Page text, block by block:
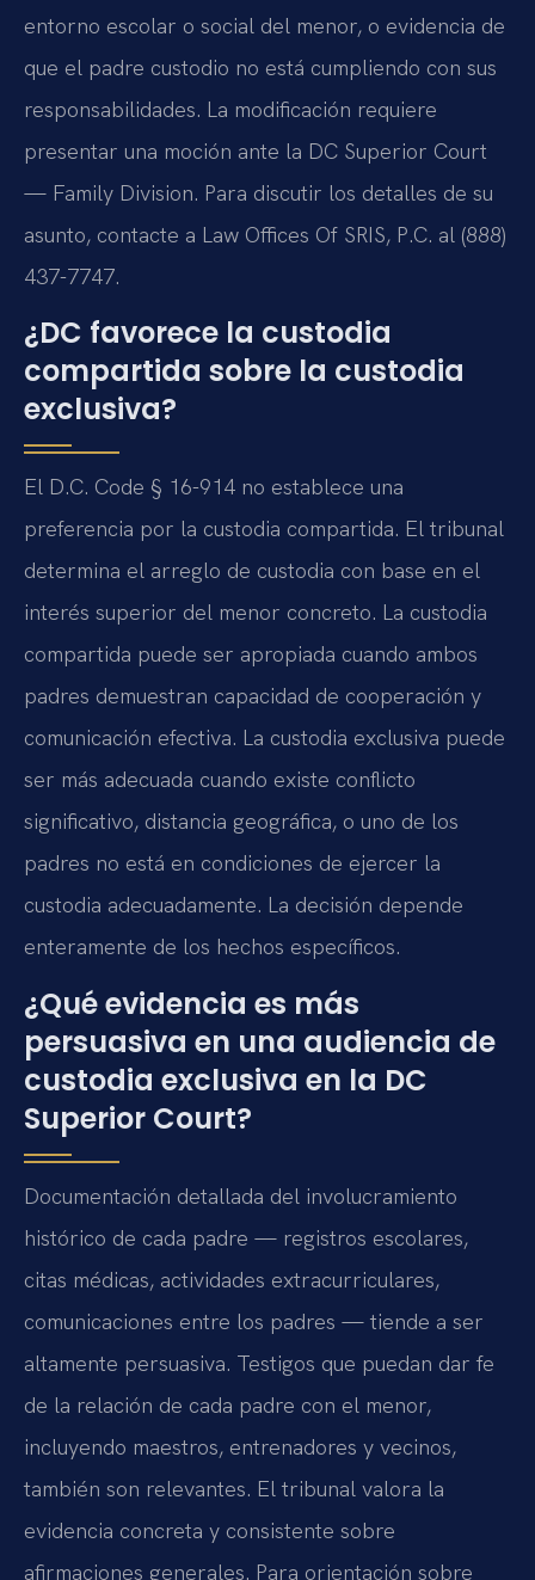
entorno escolar o social del menor, o evidencia de
que el padre custodio no está cumpliendo con sus
responsabilidades. La modificación requiere
presentar una moción ante la DC Superior Court
— Family Division. Para discutir los detalles de su
asunto, contacte a Law Offices Of SRIS, P.C. al (888)
437-7747.
¿DC favorece la custodia
compartida sobre la custodia
exclusiva?
El D.C. Code § 16-914 no establece una
preferencia por la custodia compartida. El tribunal
determina el arreglo de custodia con base en el
interés superior del menor concreto. La custodia
compartida puede ser apropiada cuando ambos
padres demuestran capacidad de cooperación y
comunicación efectiva. La custodia exclusiva puede
ser más adecuada cuando existe conflicto
significativo, distancia geográfica, o uno de los
padres no está en condiciones de ejercer la
custodia adecuadamente. La decisión depende
enteramente de los hechos específicos.
¿Qué evidencia es más
persuasiva en una audiencia de
custodia exclusiva en la DC
Superior Court?
Documentación detallada del involucramiento
histórico de cada padre — registros escolares,
citas médicas, actividades extracurriculares,
comunicaciones entre los padres — tiende a ser
altamente persuasiva. Testigos que puedan dar fe
de la relación de cada padre con el menor,
incluyendo maestros, entrenadores y vecinos,
también son relevantes. El tribunal valora la
evidencia concreta y consistente sobre
afirmaciones generales. Para orientación sobre